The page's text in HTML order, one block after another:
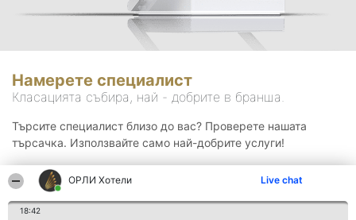
ОРЛИ Хотели Live chat
18:42
Намерете специалист
Класацията събира, най - добрите в бранша.
Търсите специалист близо до вас? Проверете нашата
търсачка. Използвайте само най-добрите услуги!